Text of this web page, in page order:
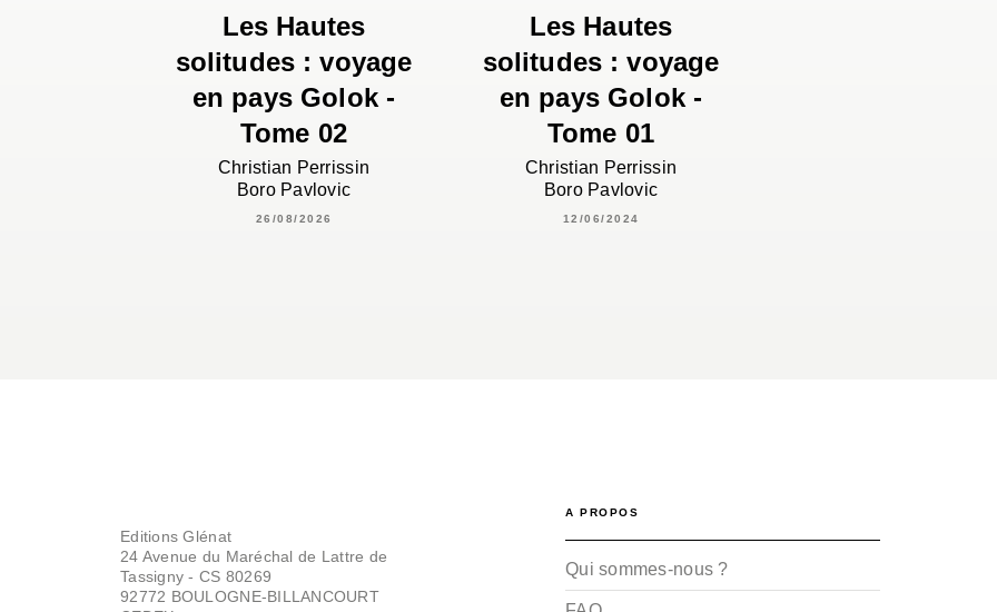
Les Hautes
solitudes : voyage
en pays Golok -
Tome 02
Christian Perrissin
Boro Pavlovic
26/08/2026
Les Hautes
solitudes : voyage
en pays Golok -
Tome 01
Christian Perrissin
Boro Pavlovic
12/06/2024
Editions Glénat
24 Avenue du Maréchal de Lattre de
Tassigny - CS 80269
92772 BOULOGNE-BILLANCOURT
A PROPOS
Qui sommes-nous ?